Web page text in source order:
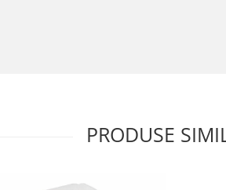
PRODUSE